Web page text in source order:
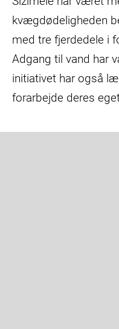
kvægdødeligheden
med tre fjerdedele i
Adgang til vand har
initiativet har også
forarbejde deres